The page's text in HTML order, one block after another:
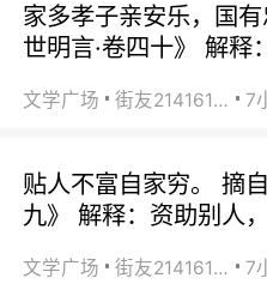
家多孝子亲安乐，国
世明言·卷四十》 解释
文学广场 街友21416156 7
贴人不富自家穷。 摘
九》 解释：资助别人
文学广场 街友21416156 7